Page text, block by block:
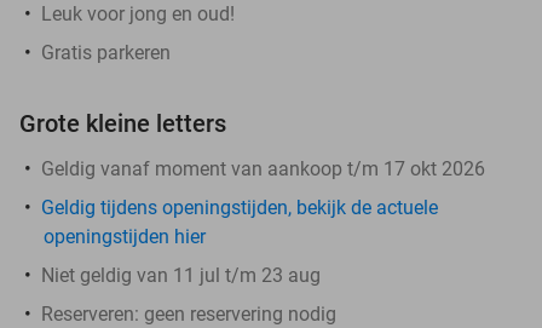
Leuk voor jong en oud!
Gratis parkeren
Grote kleine letters
Geldig vanaf moment van aankoop t/m 17 okt 2026
Geldig tijdens openingstijden, bekijk de actuele
openingstijden hier
Niet geldig van 11 jul t/m 23 aug
Reserveren: geen reservering nodig